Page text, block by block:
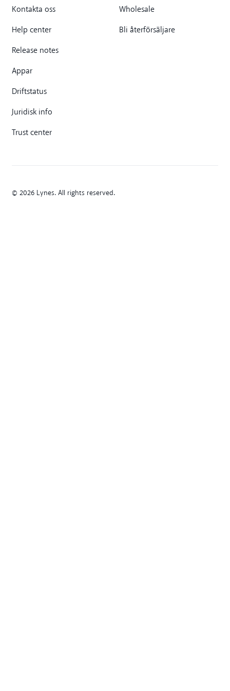
Kontakta oss
Help center
Release notes
Appar
Driftstatus
Juridisk info
Trust center
Wholesale
Bli återförsäljare
© 2026 Lynes. All rights reserved.